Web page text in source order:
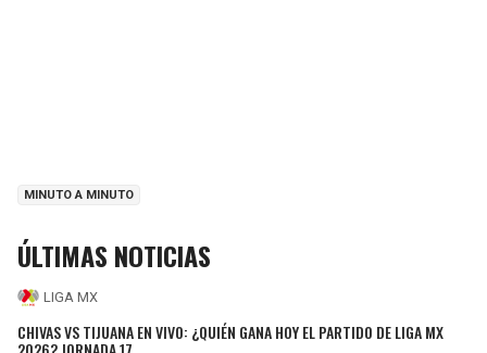
MINUTO A MINUTO
ÚLTIMAS NOTICIAS
LIGA MX
CHIVAS VS TIJUANA EN VIVO: ¿QUIÉN GANA HOY EL PARTIDO DE LIGA MX